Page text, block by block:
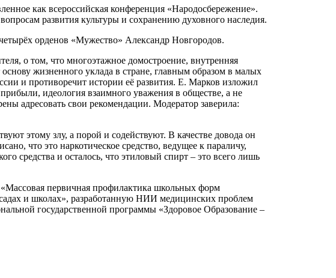
как всероссийская конференция «Народосбережение».
развития культуры и сохранению духовного наследия.
орденов «Мужество» Александр Новгородов.
о том, что многоэтажное домостроение, внутренняя
жизненного уклада в стране, главным образом в малых
и противоречит истории её развития. Е. Марков изложил
идеология взаимного уважения в обществе, а не
адресовать свои рекомендации. Модератор заверила:
этому злу, а порой и содействуют. В качестве довода он
что это наркотическое средство, ведущее к параличу,
средства и осталось, что этиловый спирт – это всего лишь
первичная профилактика школьных форм
и школах», разработанную НИИ медицинских проблем
государственной программы «Здоровое Образование –